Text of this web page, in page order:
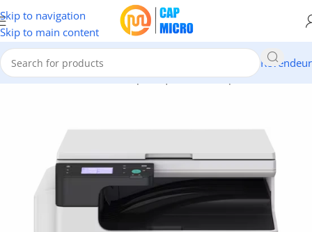
Skip to navigation
Skip to main content
Revendeur
Accueil/INFORMATIQUE/Périphériques/Photocopieurs